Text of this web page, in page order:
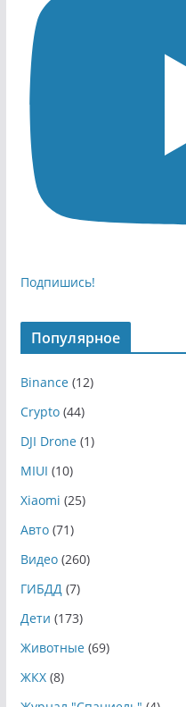
Подпишись!
Популярное
Binance(12)
Crypto(44)
DJI Drone(1)
MIUI (10)
Xiaomi (25)
Авто(71)
Видео(260)
ГИБДД(7)
Дети (173)
Животные(69)
ЖКХ(8)